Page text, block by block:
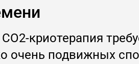
криотерапия
очень подвижных